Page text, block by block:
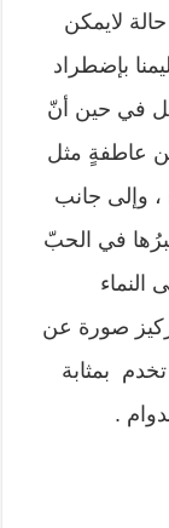
لايمكن
بإضطراد
في حين أنّ
عاطفةٍ مثل
، وإلى جانب
في الحبّ
النماء
صورة عن
بمثابة
.